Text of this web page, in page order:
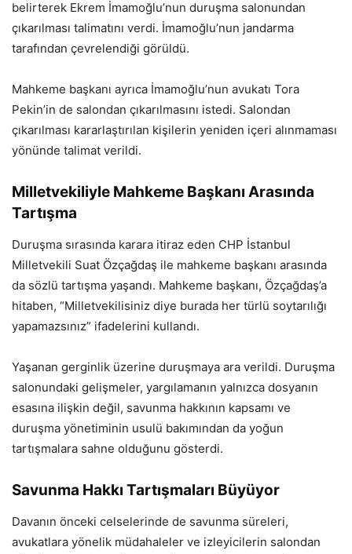
belirterek Ekrem İmamoğlu’nun duruşma salonundan
çıkarılması talimatını verdi. İmamoğlu’nun jandarma
tarafından çevrelendiği görüldü.
Mahkeme başkanı ayrıca İmamoğlu’nun avukatı Tora
Pekin’in de salondan çıkarılmasını istedi. Salondan
çıkarılması kararlaştırılan kişilerin yeniden içeri alınmaması
yönünde talimat verildi.
Milletvekiliyle Mahkeme Başkanı Arasında
Tartışma
Duruşma sırasında karara itiraz eden CHP İstanbul
Milletvekili Suat Özçağdaş ile mahkeme başkanı arasında
da sözlü tartışma yaşandı. Mahkeme başkanı, Özçağdaş’a
hitaben, “Milletvekilisiniz diye burada her türlü soytarılığı
yapamazsınız” ifadelerini kullandı.
Yaşanan gerginlik üzerine duruşmaya ara verildi. Duruşma
salonundaki gelişmeler, yargılamanın yalnızca dosyanın
esasına ilişkin değil, savunma hakkının kapsamı ve
duruşma yönetiminin usulü bakımından da yoğun
tartışmalara sahne olduğunu gösterdi.
Savunma Hakkı Tartışmaları Büyüyor
Davanın önceki celselerinde de savunma süreleri,
avukatlara yönelik müdahaleler ve izleyicilerin salondan